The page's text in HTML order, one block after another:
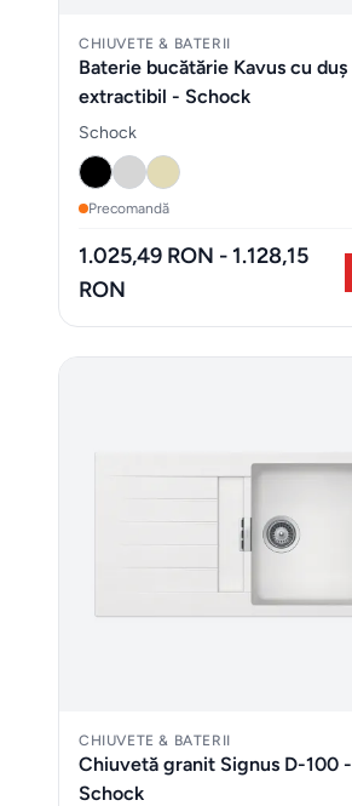
CHIUVETE & BATERII
Baterie bucătărie Kavus cu duș
extractibil - Schock
Schock
Precomandă
1.025,49 RON - 1.128,15
RON
CHIUVETE & BATERII
Chiuvetă granit Signus D-100 -
Schock